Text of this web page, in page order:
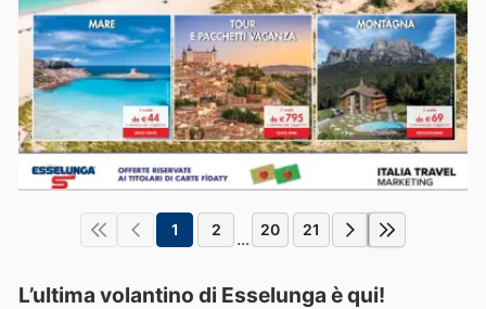
1 2 ... 20 21
L’ultima volantino di Esselunga è qui!